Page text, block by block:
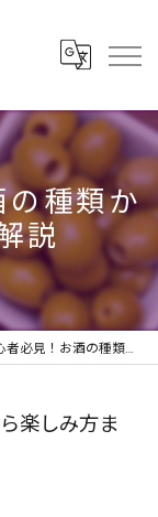
の種類か
説
！お酒の種類から楽しみ方まで解説
楽しみ方ま